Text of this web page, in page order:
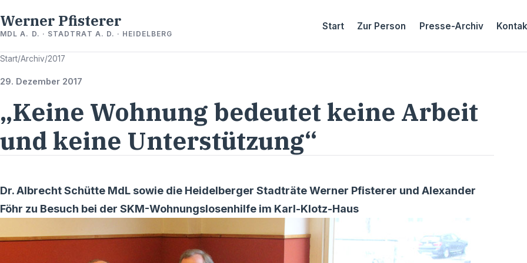
Werner Pfisterer
MDL A. D. · STADTRAT A. D. · HEIDELBERG
Start Zur Person Presse-Archiv
Start/Archiv/2017
29. Dezember 2017
„Keine Wohnung bedeutet keine Arbeit
und keine Unterstützung“
Dr. Albrecht Schütte MdL sowie die Heidelberger Stadträte Werner Pfisterer und Alexander
Föhr zu Besuch bei der SKM-Wohnungslosenhilfe im Karl-Klotz-Haus